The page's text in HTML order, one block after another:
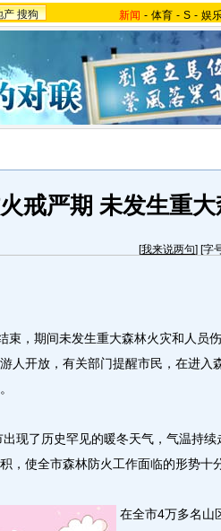
产 搜狗 新闻 - 体育 - S - 娱
戒严期 未发生重大
[我来说两句] [字
，期间未发生重大森林火灾和人员伤
人开放，有关部门提醒市民，在进入
了历史罕见的暖冬天气，气温持续
，使全市森林防火工作面临的形势十
在全市4万多名山